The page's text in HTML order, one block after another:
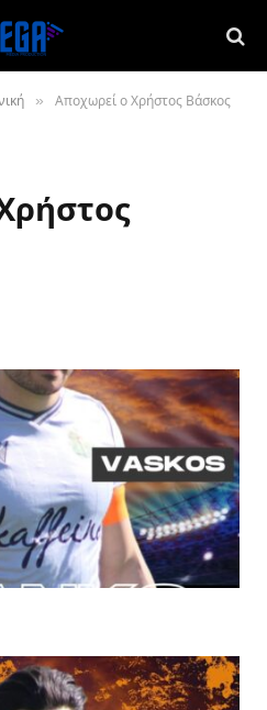
» Αποχωρεί ο Χρήστος Βάσκος